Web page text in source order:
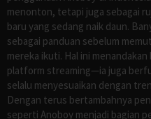
menonton, tetapi juga sebagai
baru yang sedang naik daun.
sebagai panduan sebelum
mereka ikuti. Hal ini
platform streaming—ia juga
selalu menyesuaikan dengan
Dengan terus bertambahnya
seperti Anoboy menjadi bagian